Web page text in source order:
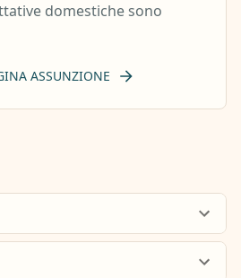
domestiche sono
ASSUNZIONE